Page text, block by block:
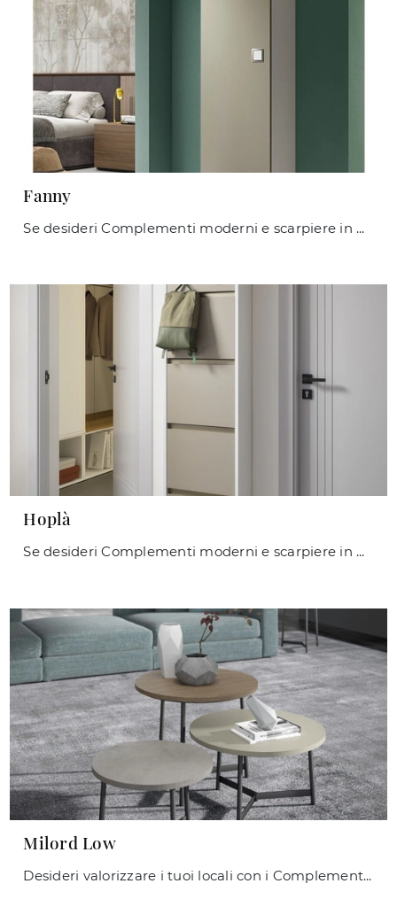
Fanny
Se desideri Complementi moderni e scarpiere in melaminico scopri di più sul modello Fanny della firma Maconi.
Hoplà
Se desideri Complementi moderni e scarpiere in melaminico ottieni informazioni sul modello Hoplà del marchio Maconi.
Milord Low
Desideri valorizzare i tuoi locali con i Complementi Maconi? Ecco qui molteplici modelli di tavolini in melaminico come Milord Low.